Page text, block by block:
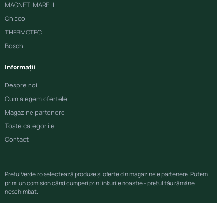
MAGNETI MARELLI
Chicco
THERMOTEC
Bosch
Informații
Despre noi
Cum alegem ofertele
Magazine partenere
Toate categoriile
Contact
PretulVerde.ro selectează produse și oferte din magazinele partenere. Putem
primi un comision când cumperi prin linkurile noastre - prețul tău rămâne
neschimbat.